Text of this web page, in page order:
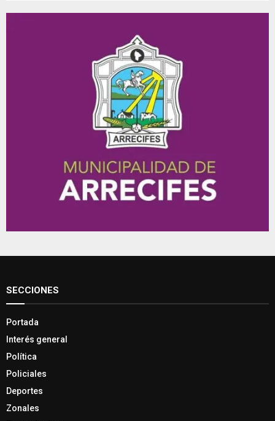
SECCIONES
Portada
Interés general
Política
Policiales
Deportes
Zonales